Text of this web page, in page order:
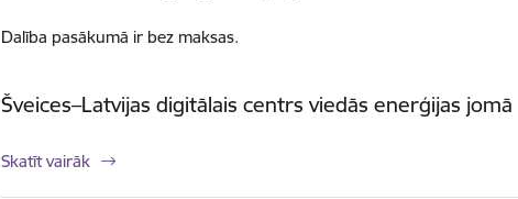
Dalība pasākumā ir bez maksas.
Šveices–Latvijas digitālais centrs viedās enerģijas jomā
Skatīt vairāk